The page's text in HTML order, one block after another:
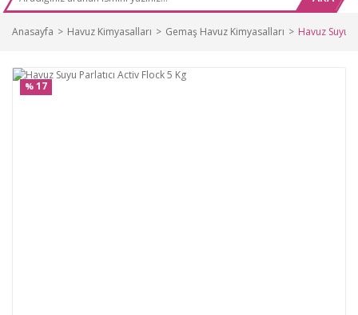
Anasayfa Havuz Kimyasalları Gemaş Havuz Kimyasalları Havuz Suyu
% 17